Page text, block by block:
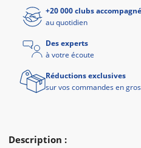
Description :
+20 000 clubs
au quotidien
Des experts
à votre écoute
Réductions exclusives
sur vos commandes en gros